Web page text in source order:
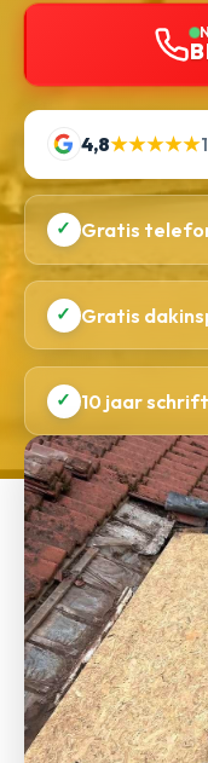
4,8★★★★★
✓ Gratis
✓ Gratis
✓ 10 jaar